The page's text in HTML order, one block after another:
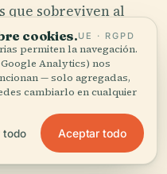
que sobreviven al
de 1954, según los
de Pakistán,
pakistaní,
"en lugar de" el
necesitaba a
cookies.UE · RGPD
permiten la navegación.
Analytics) nos
— solo agregadas,
cambiarlo en cualquier
todo Aceptar todo